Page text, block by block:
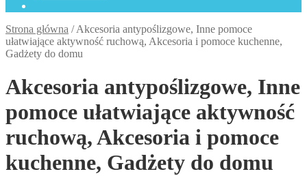
Strona główna /Akcesoria antypoślizgowe, Inne pomoce
ułatwiające aktywność ruchową, Akcesoria i pomoce kuchenne,
Gadżety do domu
Akcesoria antypoślizgowe, Inne
pomoce ułatwiające aktywność
ruchową, Akcesoria i pomoce
kuchenne, Gadżety do domu